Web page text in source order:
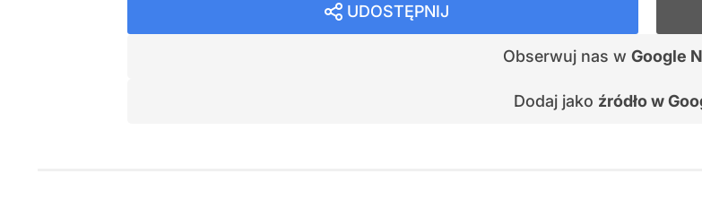
UDOSTĘPNIJ
Obserwuj nas w Google
Dodaj jako źródło w